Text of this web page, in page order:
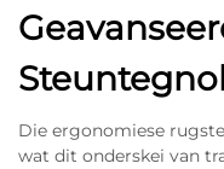
Die ergonomiese
wat dit onderskei van